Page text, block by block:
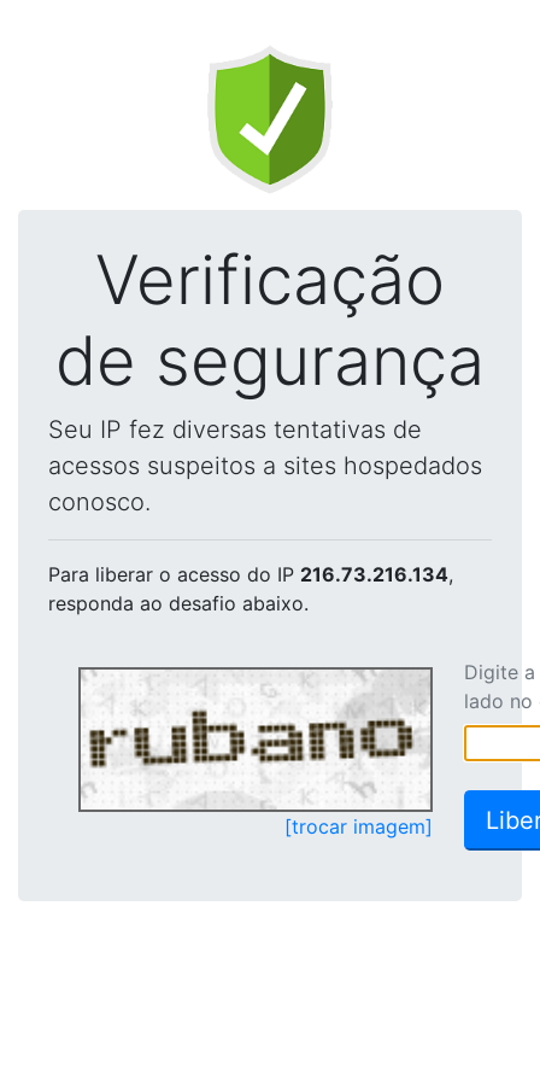
Verificação
de segurança
Seu IP fez diversas tentativas de
acessos suspeitos a sites hospedados
conosco.
Para liberar o acesso do IP 216.73.216.134,
responda ao desafio abaixo.
[trocar imagem]
Digite
lado no